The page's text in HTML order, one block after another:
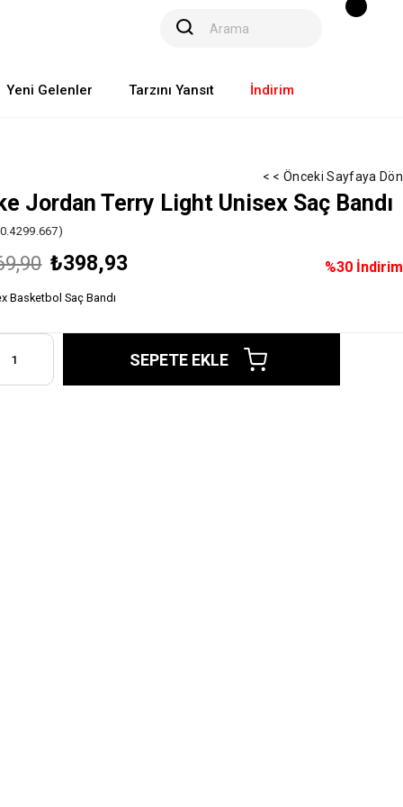
Yeni Gelenler Tarzını Yansıt İndirim
< < Önceki Sayfaya Dön
Jordan Terry Light Unisex Saç Bandı
%30İndirim
₺398,93
Basketbol Saç Bandı